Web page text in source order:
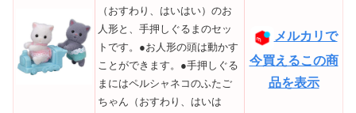
メルカリで
今買えるこの商
品を表示
（おすわり、はいはい）のお
人形と、手押しぐるまのセッ
トです。●お人形の頭は動かす
ことができます。●手押しぐる
まにはペルシャネコのふたご
ちゃん（おすわり、はいは